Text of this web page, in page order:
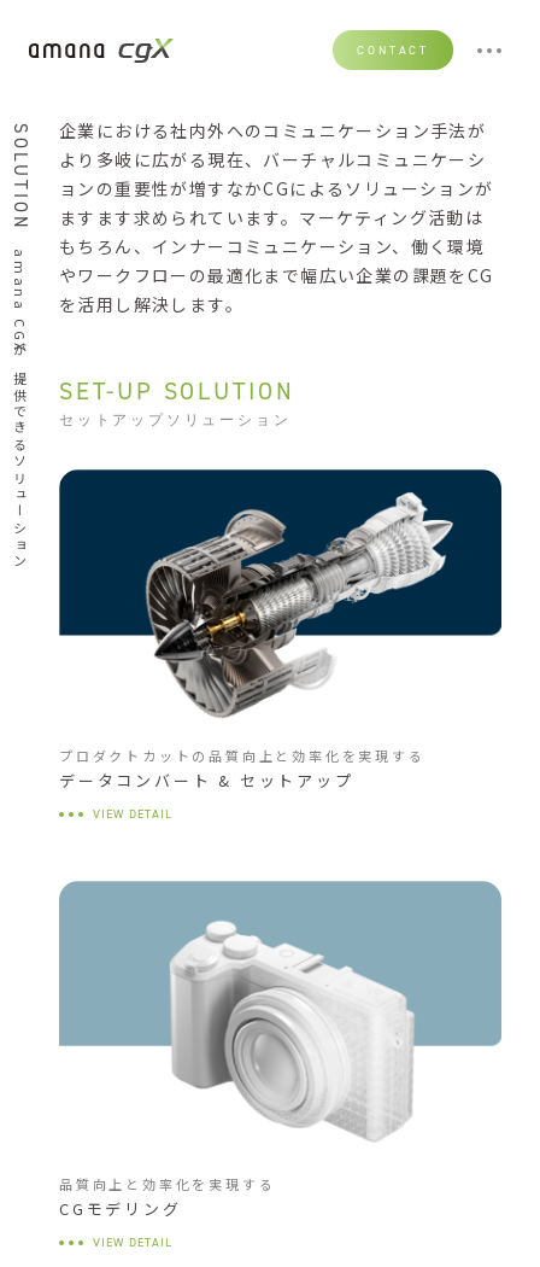
CONTACT
SOLUTION
amana CGXが提供できるソリューション
企業における社内外へのコミュニケーション手法が
より多岐に広がる現在、バーチャルコミュニケーシ
ョンの重要性が増すなかCGによるソリューションが
ますます求められています。マーケティング活動は
もちろん、インナーコミュニケーション、働く環境
やワークフローの最適化まで幅広い企業の課題をCG
を活用し解決します。
SET-UP SOLUTION
セットアップソリューション
プロダクトカットの品質向上と効率化を実現する
データコンバート & セットアップ
VIEW DETAIL
品質向上と効率化を実現する
CGモデリング
VIEW DETAIL